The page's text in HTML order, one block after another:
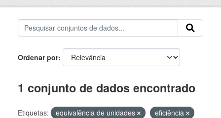
Ordenar por
1 conjunto de dados encontrado
Etiquetas: equivalência de unidades
eficiência